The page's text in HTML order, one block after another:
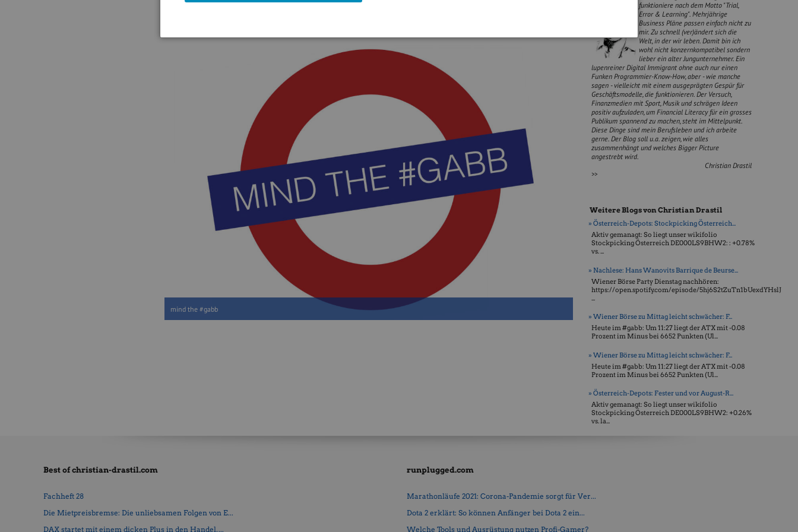
mind the #gabb
funktioniere nach dem Motto "Trial,
Error & Learning". Mehrjährige
Business Pläne passen einfach nicht zu
mir. Zu schnell (ver)ändert sich die
Welt, in der wir leben. Damit bin ich
wohl nicht konzernkompatibel sondern
lieber ein alter Jungunternehmer. Ein
lupenreiner Digital Immigrant ohne auch nur einen
Funken Programmier-Know-How, aber - wie manche
sagen - vielleicht mit einem ausgeprägten Gespür für
Geschäftsmodelle, die funktionieren. Der Versuch,
Finanzmedien mit Sport, Musik und schrägen Ideen
positiv aufzuladen, um Financial Literacy für ein grosses
Publikum spannend zu machen, steht im Mittelpunkt.
Diese Dinge sind mein Berufsleben und ich arbeite
gerne. Der Blog soll u.a. zeigen, wie alles
zusammenhängt und welches Bigger Picture
angestrebt wird.
Christian Drastil
>>
Weitere Blogs von Christian Drastil
» Österreich-Depots: Stockpicking Österreich...
Aktiv gemanagt: So liegt unser wikifolio
Stockpicking Öster­reich DE000LS9BHW2: : +0.78%
vs. ...
» Nachlese: Hans Wanovits Barrique de Beurse...
Wiener Börse Party Dienstag nachhören:
https://open.spotify.com/episode/5hj6S2tZuTn1bUexdYHslJ
...
» Wiener Börse zu Mittag leicht schwächer: F...
Heute im #gabb: Um 11:27 liegt der ATX mit -0.08
Prozent im Minus bei 6652 Punkten (Ul...
» Wiener Börse zu Mittag leicht schwächer: F...
Heute im #gabb: Um 11:27 liegt der ATX mit -0.08
Prozent im Minus bei 6652 Punkten (Ul...
» Österreich-Depots: Fester und vor August-R...
Aktiv gemanagt: So liegt unser wikifolio
Stockpicking Öster­reich DE000LS9BHW2: +0.26%
vs. la...
Best of christian-drastil.com
Fachheft 28
Die Mietpreisbremse: Die unliebsamen Folgen von E...
DAX startet mit einem dicken Plus in den Handel, ...
runplugged.com
Marathonläufe 2021: Corona-Pandemie sorgt für Ver...
Dota 2 erklärt: So können Anfänger bei Dota 2 ein...
Welche Tools und Ausrüstung nutzen Profi-Gamer?